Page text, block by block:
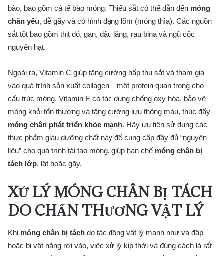
bào, bao gồm cả tế bào móng. Thiếu sắt có thể dẫn đến móng
chân yếu, dễ gãy và có hình dạng lõm (móng thìa). Các nguồn
sắt tốt bao gồm thịt đỏ, gan, đậu lăng, rau bina và ngũ cốc
nguyên hạt.
Ngoài ra, Vitamin C giúp tăng cường hấp thụ sắt và tham gia
vào quá trình sản xuất collagen – một protein quan trọng cho
cấu trúc móng. Vitamin E có tác dụng chống oxy hóa, bảo vệ
móng khỏi tổn thương và tăng cường lưu thông máu, thúc đẩy
móng chân phát triển khỏe mạnh. Hãy ưu tiên sử dụng các
thực phẩm giàu dưỡng chất này để cung cấp đầy đủ “nguyên
liệu” cho quá trình tái tạo móng, giúp hạn chế móng chân bị
tách lớp, lật hoặc gãy.
XỬ LÝ MÓNG CHÂN BỊ TÁCH
DO CHẤN THƯƠNG VẬT LÝ
Khi móng chân bị tách do tác động vật lý mạnh như va đập
hoặc bị vật nặng rơi vào, việc xử lý kịp thời và đúng cách là rất